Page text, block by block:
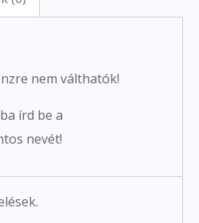
nem válthatók!
írd be a
nevét!